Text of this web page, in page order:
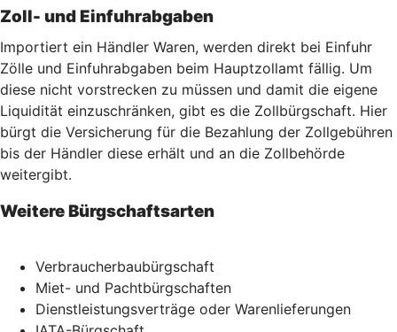
Zoll- und Einfuhrabgaben
Importiert ein Händler Waren, werden direkt bei Einfuhr
Zölle und Einfuhrabgaben beim Hauptzollamt fällig. Um
diese nicht vorstrecken zu müssen und damit die eigene
Liquidität einzuschränken, gibt es die Zollbürgschaft. Hier
bürgt die Versicherung für die Bezahlung der Zollgebühren
bis der Händler diese erhält und an die Zollbehörde
weitergibt.
Weitere Bürgschaftsarten
Verbraucherbaubürgschaft
Miet- und Pachtbürgschaften
Dienstleistungsverträge oder Warenlieferungen